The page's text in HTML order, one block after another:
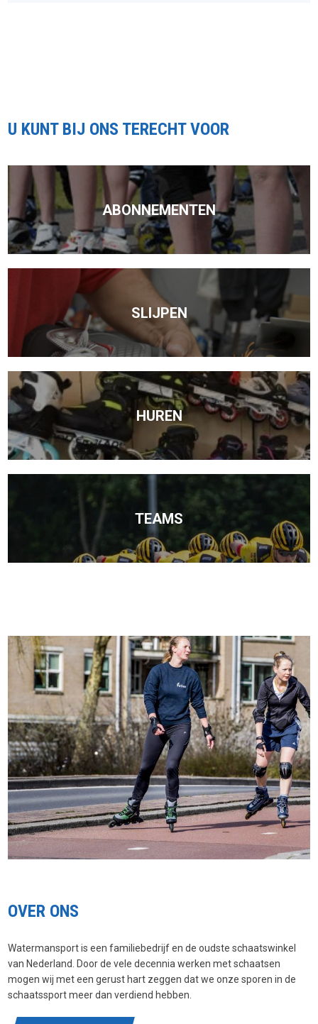
U KUNT BIJ ONS TERECHT VOOR
ABONNEMENTEN
SLIJPEN
HUREN
TEAMS
OVER ONS
Watermansport is een familiebedrijf en de oudste schaatswinkel
van Nederland. Door de vele decennia werken met schaatsen
mogen wij met een gerust hart zeggen dat we onze sporen in de
schaatssport meer dan verdiend hebben.